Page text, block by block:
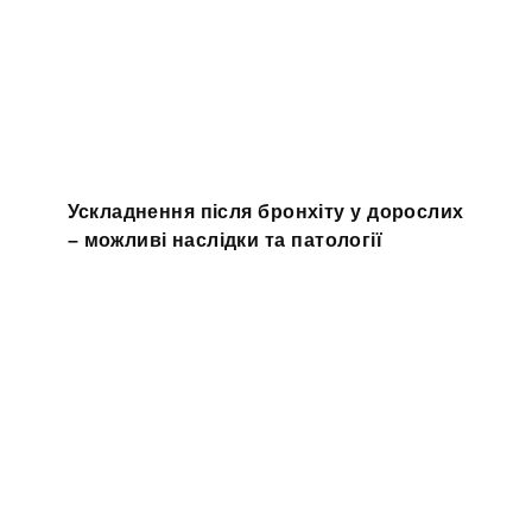
Ускладнення після бронхіту у дорослих
– можливі наслідки та патології